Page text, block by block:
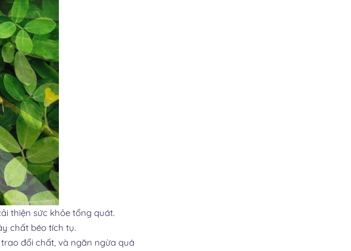
thiện sức khỏe tổng quát.
chất béo tích tụ.
đổi chất, và ngăn ngừa quá